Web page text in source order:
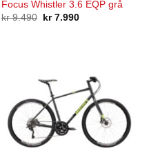
Focus Whistler 3.6 EQP grå
kr9.490
Opprinnelig
kr7.990Nåværende